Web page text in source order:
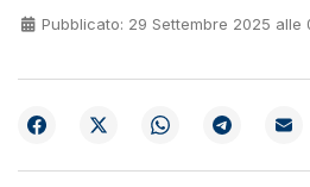
Pubblicato: 29 Settembre 2025 alle